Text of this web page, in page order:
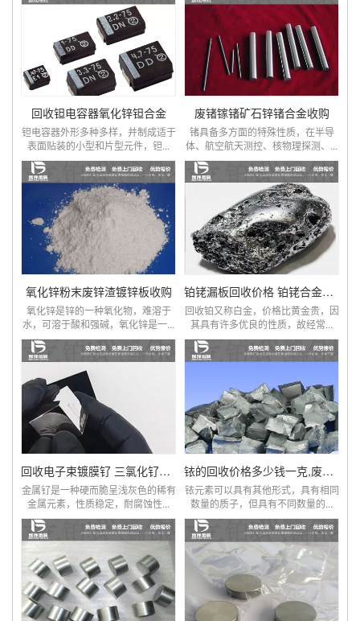
回收钽电容器氧化锌钽合金
钽电容器外形多种多样，并制成适于
表面贴装的小型和片型元件，钽...
废锗镓锗矿石锌锗合金收购
锗具备多方面的特殊性质，在半导
体、航空航天测控、核物理探测、...
氧化锌粉末废锌渣镀锌板收购
氧化锌是锌的一种氧化物，难溶于
水，可溶于酸和强碱，氧化锌是一...
铂铑漏板回收价格 铂铑合金回收厂家
回收铂又称白金，价格比黄金贵，因
其具有许多优良的性质，故经常...
回收电子束镀膜钌 三氯化钌化合物
金属钌是一种硬而脆呈浅灰色的稀有
金属元素，性质稳定，耐腐蚀性...
铱的回收价格多少钱一克,废弃铱坩埚回收公司
铱元素可以具有其他形式，具有相同
数量的质子，但具有不同数量的...